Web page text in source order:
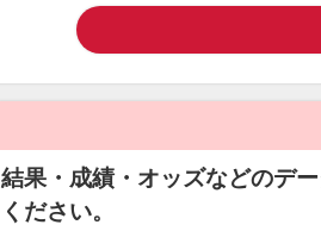
結果・成績・オッズなどのデ
ください。